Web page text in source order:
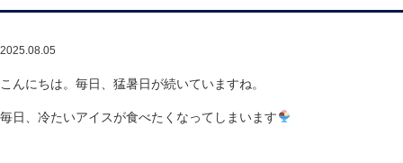
2025.08.05
こんにちは。毎日、猛暑日が続いていますね。
毎日、冷たいアイスが食べたくなってしまいます